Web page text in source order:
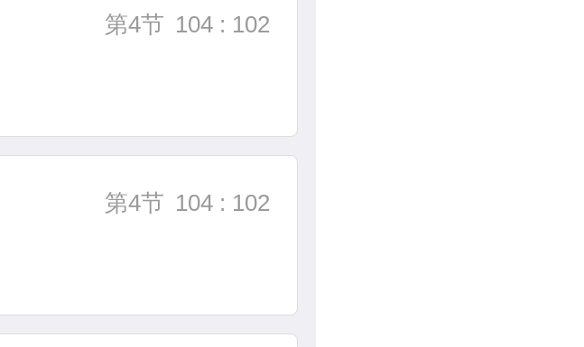
第4节 104 : 102
第4节 104 : 102